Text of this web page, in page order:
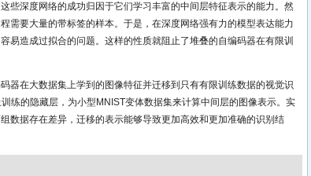
些深度网络的成功归因于它们学习丰富的中间层特征表示的能力。然
需要大量的带标签的样本。于是，在深度网络强有力的模型表达能力
易造成过拟合的问题。这样的性质就阻止了堆叠的自编码器在有限训
器在大数据集上学到的图像特征并迁移到只有有限训练数据的视觉识
练的隐藏层，为小型MNIST变体数据集来计算中间层的图像表示。实
数据存在差异，迁移的表示能够导致更加高效和更加准确的识别结